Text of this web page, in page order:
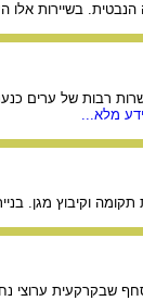
בשיירות אלו
רבות של ערים
מלא...
שבקרקעית ערוצי